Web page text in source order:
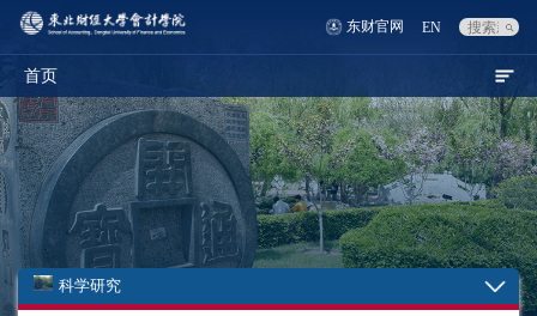
东财官网 EN
首页
科学研究